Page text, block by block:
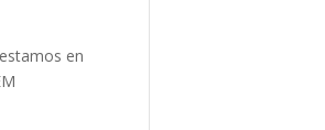
en